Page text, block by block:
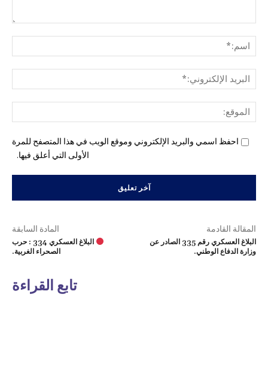
احفظ اسمي والبريد الإلكتروني وموقع الويب في هذا المتصفح للمرة
الأولى التي أعلق فيها.
المادة السابقة
البلاغ العسكري 334 : حرب
الصحراء الغربية.
المقالة القادمة
البلاغ العسكري رقم 335 الصادر عن
وزارة الدفاع الوطني.
تابع القراءة